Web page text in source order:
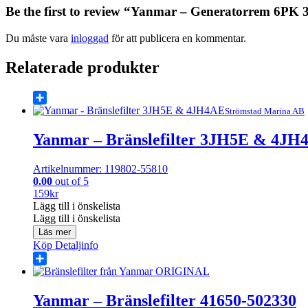
Be the first to review “Yanmar – Generatorrem 6PK
Du måste vara inloggad för att publicera en kommentar.
Relaterade produkter
Share Strömstad Marina AB
Yanmar – Bränslefilter 3JH5E &
Artikelnummer: 119802-55810
0.00 out of 5
159kr
Lägg till i önskelista
Lägg till i önskelista
Läs mer
Köp Detaljinfo
Share
Yanmar – Bränslefilter 41650-502330